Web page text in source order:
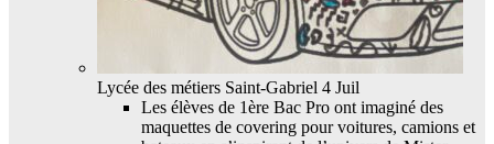
Lycée des métiers Saint-Gabriel 4 Juil
Les élèves de 1ère Bac Pro ont imaginé des
maquettes de covering pour voitures, camions et